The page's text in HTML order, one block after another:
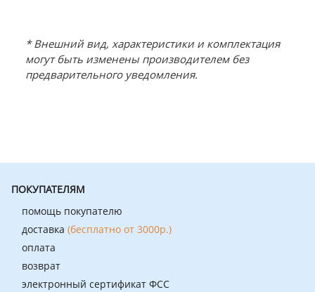
* Внешний вид, характеристики и комплектация
могут быть изменены производителем без
предварительного уведомления.
ПОКУПАТЕЛЯМ
помощь покупателю
доставка (бесплатно от 3000р.)
оплата
возврат
электронный сертификат ФСС